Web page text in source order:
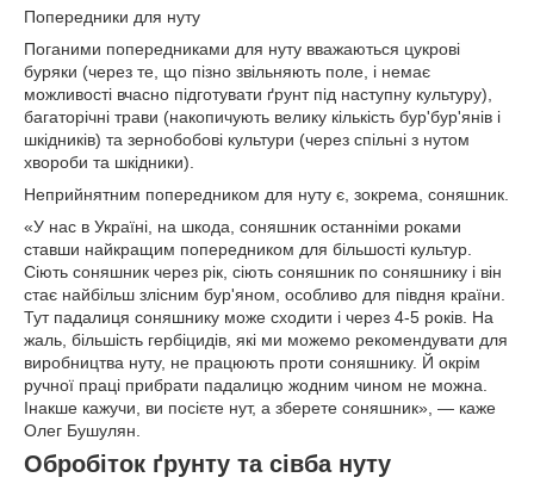
Попередники для нуту
Поганими попередниками для нуту вважаються цукрові
буряки (через те, що пізно звільняють поле, і немає
можливості вчасно підготувати ґрунт під наступну культуру),
багаторічні трави (накопичують велику кількість бур'бур'янів і
шкідників) та зернобобові культури (через спільні з нутом
хвороби та шкідники).
Неприйнятним попередником для нуту є, зокрема, соняшник.
«У нас в Україні, на шкода, соняшник останніми роками
ставши найкращим попередником для більшості культур.
Сіють соняшник через рік, сіють соняшник по соняшнику і він
стає найбільш злісним бур'яном, особливо для півдня країни.
Тут падалиця соняшнику може сходити і через 4-5 років. На
жаль, більшість гербіцидів, які ми можемо рекомендувати для
виробництва нуту, не працюють проти соняшнику. Й окрім
ручної праці прибрати падалицю жодним чином не можна.
Інакше кажучи, ви посієте нут, а зберете соняшник», — каже
Олег Бушулян.
Обробіток ґрунту та сівба нуту